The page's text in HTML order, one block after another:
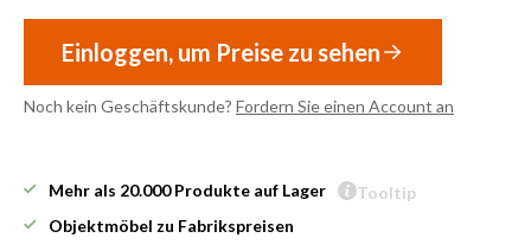
Einloggen, um Preise zu sehen
Noch kein Geschäftskunde? Fordern Sie einen Account an
Mehr als 20.000 Produkte auf Lager
Tooltip
Objektmöbel zu Fabrikspreisen